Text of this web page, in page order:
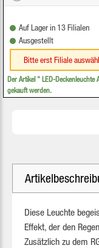
Auf Lager in 13 Filialen
Ausgestellt
Bitte erst Filiale
Der Artikel " LED-
gekauft werden.
Diese Leuchte
Effekt, der den
Zusätzlich zu dem